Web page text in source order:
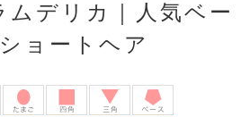
ムデリカ｜人気ベー
ョートヘア